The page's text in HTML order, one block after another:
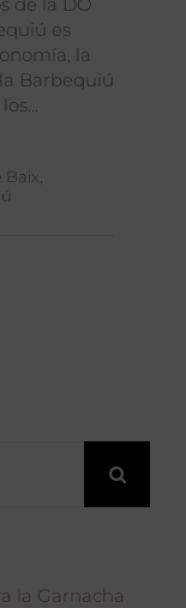
es
la
Barbequiú
Baix
la Garnacha